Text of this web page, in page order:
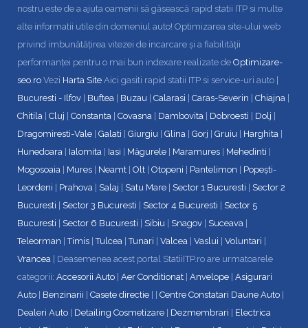
nostru este de a ajuta oamenii să găsească rapid statii ITP si multe
alte informatii utile din domeniul auto! Optimizarea site-ului web
privind imbunătățirea vitezei de incarcare și a fiabilității
performanței pentru o mai bun indexare realizate de Optimizare-
seo.ro Vezi Harta Site Aici gasiti rapid statii ITP si service-uri auto |
Bucuresti - Ilfov
Buftea Buzau Calarasi Caras-Severin Chiajna
Chitila Cluj Constanta Covasna Dambovita Dobroesti Dolj
Dragomiresti-Vale Galati Giurgiu Glina Gorj Gruiu Harghita
Hunedoara
Ialomita Iasi Măgurele Maramures Mehedinti
Mogosoaia
Mures Neamt Olt Otopeni Pantelimon
Popești-
Leordeni
Prahova Salaj Satu Mare Sector 1 Bucuresti
Sector 2
Bucuresti
Sector 3 Bucuresti Sector 4 Bucuresti
Sector 5
Bucuresti
Sector 6 Bucuresti Sibiu Snagov Suceava
Teleorman |Timis |Tulcea |Tunari Valcea Vaslui Voluntari
Vrancea | Deasemenea acest portal StatiiITP.ro are urmatoarele
categorii: Accesorii Auto Aer Conditionat Anvelope Asigurari
Auto
Benzinarii Casete directie Centre Constatari Daune Auto
Dealeri Auto
Detailing Cosmetizare Dezmembrari
Electrica